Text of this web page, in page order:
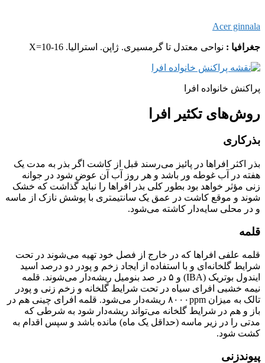
Acer ginnala
جغرافیا : نواحی معتدل تا گرمسیری. ژاپن. استرالیا. X=10-16
پراکنش خانواده افرا
روش‌های تکثیر افرا
بذرکاری
بذر اکثر افراها در پائیز می‌رسند قبل از کاشت اگر بذر به مدت یک
هفته در آب غوطه ور باشد و هر روز آب آن عوض شود در جوانه
زنی مؤثر خواهد بود بطور کلی بذر افراها را نباید گذاشت که خشک
شوند و موقع کاشت در عمق یک سانتیمتری با پوشش نازک از ماسه
و در محلی سایه‌دار کاشته می‌شود.
قلمه
قلمه علفی افراها که در خارج از فصل خود تهیه می‌شوند در تحت
شرایط گلخانه‌ای و با استفاده از ایجاد زخم و پودر دو درصد اسید
ایندول بوتریک (IBA) و ۵ در صد بنومیل ریشه‌دار می‌شوند. قلمه
نیمه خشبی افرای سیاه در تحت شرایط گلخانه و زخم زنی و پودر
تالک به میزان ۸۰۰۰ppm ریشه‌دار می‌شود. قلمه افرای چینی هم در
باز و هم در شرایط گلخانه می‌تواند ریشه‌دار شود به شرطی که
مدتی را در زیر ماسه (حداقل یک ماه) مانده باشد و سپس اقدام به
کشت شود.
پیوندزنی